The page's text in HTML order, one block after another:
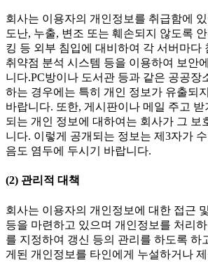
회사는 이용자의 개인정보를 취급함에
도난, 누출, 변조 또는 훼손되지 않도록
킹 등 외부 침입에 대비하여 각 서버마다
취약점 분석 시스템 등을 이용하여 보안
니다.PC방이나 도서관 등과 같은 공공장
하는 경우에는 특히 개인 정보가 유출되
바랍니다. 또한, 게시판이나 메일 주고 받
되는 개인 정보에 대하여는 회사가 그 보
니다. 이렇게 공개되는 정보는 제3자가
음도 염두에 두시기 바랍니다.
(2) 관리적 대책
회사는 이용자의 개인정보에 대한 접근
등을 마련하고 있으며 개인정보를 처리
를 지정하여 갱신 등의 관리를 하도록 하
게된 개인정보를 타인에게 누설하거나